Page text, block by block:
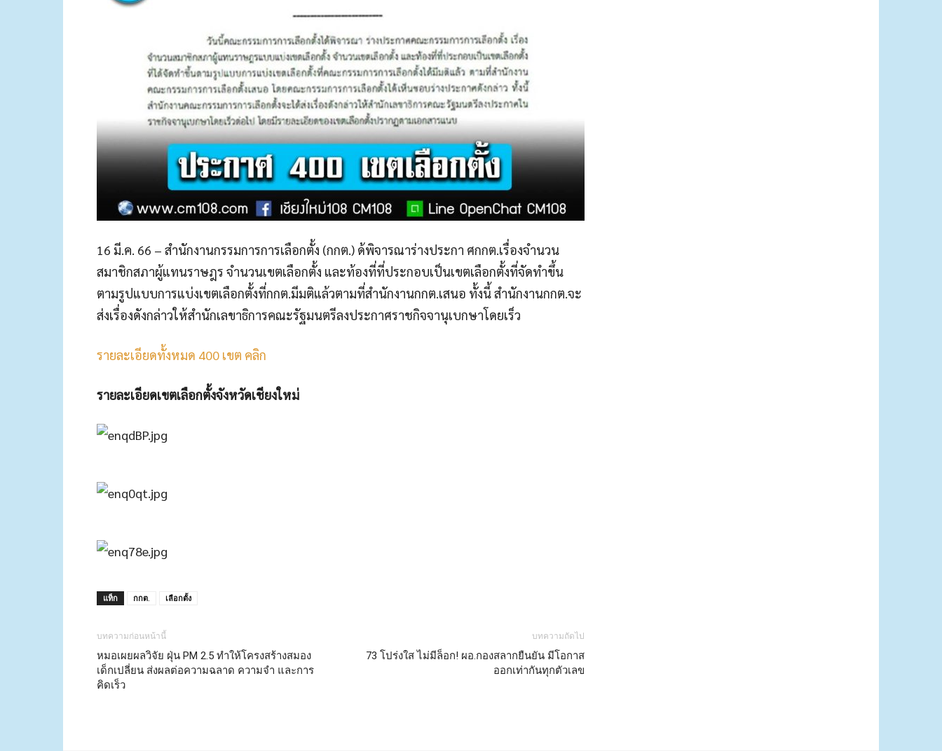
16 มี.ค. 66 – สำนักงานกรรมการการเลือกตั้ง (กกต.) ด้พิจารณาร่างประกา ศกกต.เรื่องจำนวน
สมาชิกสภาผู้แทนราษฎร จำนวนเขตเลือกตั้ง และท้องที่ที่ประกอบเป็นเขตเลือกตั้งที่จัดทำขึ้น
ตามรูปแบบการแบ่งเขตเลือกตั้งที่กกต.มีมติแล้วตามที่สำนักงานกกต.เสนอ ทั้งนี้ สำนักงานกกต.จะ
ส่งเรื่องดังกล่าวให้สำนักเลขาธิการคณะรัฐมนตรีลงประกาศราชกิจจานุเบกษาโดยเร็ว
รายละเอียดทั้งหมด 400 เขต คลิก
รายละเอียดเขตเลือกตั้งจังหวัดเชียงใหม่
แท็ก กกต. เลือกตั้ง
บทความก่อนหน้านี้
หมอเผยผลวิจัย ฝุ่น PM 2.5 ทำให้โครงสร้างสมอง
เด็กเปลี่ยน ส่งผลต่อความฉลาด ความจำ และการ
คิดเร็ว
บทความถัดไป
73 โปร่งใส ไม่มีล็อก! ผอ.กองสลากยืนยัน มีโอกาส
ออกเท่ากันทุกตัวเลข